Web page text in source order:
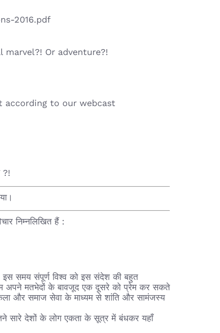
2016.pdf
Or adventure?!
according to our webcast
?!
निम्नलिखित हैं :
समय संपूर्ण विश्व को इस संदेश की बहुत
मतभेदों के बावजूद एक दूसरे को प्रेम कर सकते
कला और समाज सेवा के माध्यम से शांति और सामंजस्य
सारे देशों के लोग एकता के सूत्र में बंधकर यहाँ